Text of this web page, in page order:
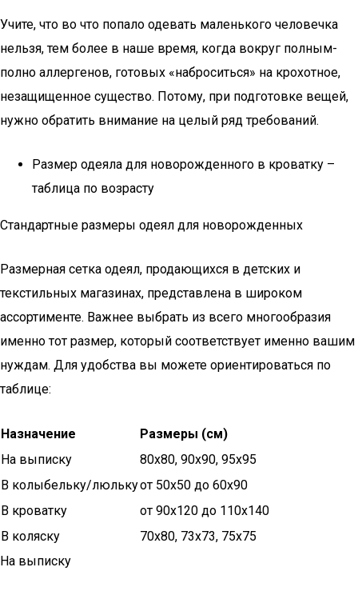
Учите, что во что попало одевать маленького человечка
нельзя, тем более в наше время, когда вокруг полным-
полно аллергенов, готовых «наброситься» на крохотное,
незащищенное существо. Потому, при подготовке вещей,
нужно обратить внимание на целый ряд требований.
Размер одеяла для новорожденного в кроватку –
таблица по возрасту
Стандартные размеры одеял для новорожденных
Размерная сетка одеял, продающихся в детских и
текстильных магазинах, представлена в широком
ассортименте. Важнее выбрать из всего многообразия
именно тот размер, который соответствует именно вашим
нуждам. Для удобства вы можете ориентироваться по
таблице:
Назначение
Размеры (см)
На выписку
80х80, 90х90, 95х95
В колыбельку/люлькуот 50х50 до 60х90
В кроватку
от 90х120 до 110х140
В коляску
70х80, 73х73, 75х75
На выписку